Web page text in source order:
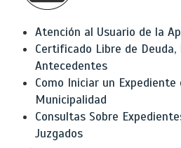
Atención al Usuario de la
Certificado Libre de
Antecedentes
Como Iniciar un Expediente
Municipalidad
Consultas Sobre
Juzgados